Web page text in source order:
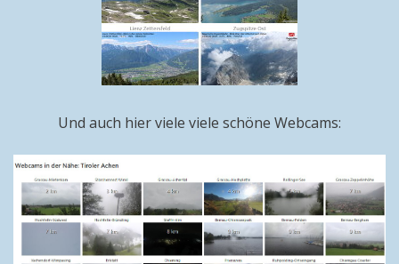
Und auch hier viele viele schöne Webcams: